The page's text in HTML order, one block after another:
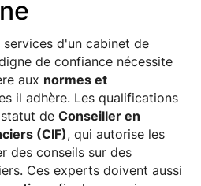
d'un cabinet de
de confiance nécessite
aux normes et
il adhère. Les qualifications
de Conseiller en
(CIF), qui autorise les
des conseils sur des
Ces experts doivent aussi